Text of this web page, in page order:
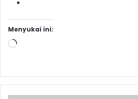
Menyukai ini:
Memuat...